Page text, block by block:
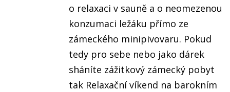
o relaxaci v sauně a o neomezenou
konzumaci ležáku přímo ze
zámeckého minipivovaru. Pokud
tedy pro sebe nebo jako dárek
sháníte zážitkový zámecký pobyt
tak Relaxační víkend na barokním